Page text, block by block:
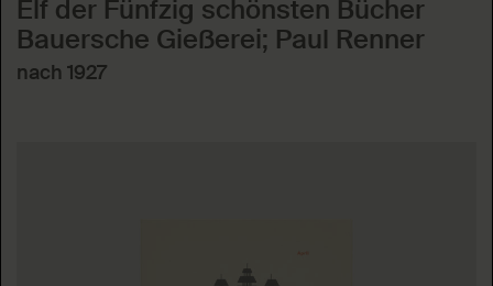
Elf der Fünfzig schönsten Bücher
Bauersche Gießerei; Paul Renner
nach 1927